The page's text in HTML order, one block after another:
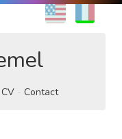
EN
CV Contact